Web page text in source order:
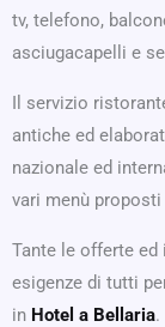
tv, telefono,
asciugacapelli e
Il servizio
antiche ed
nazionale ed
vari menù
Tante le offerte ed
esigenze di tutti
in Hotel a Bellaria.